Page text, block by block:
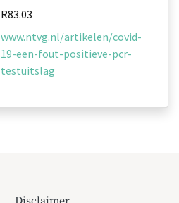
R83.03
www.ntvg.nl/artikelen/covid-
19-een-fout-positieve-pcr-
testuitslag